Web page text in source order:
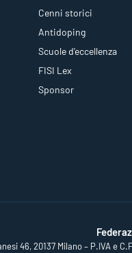
Cenni storici
Antidoping
Scuole d'eccellenza
FISI Lex
Sponsor
46, 20137 Milano – P.IVA e